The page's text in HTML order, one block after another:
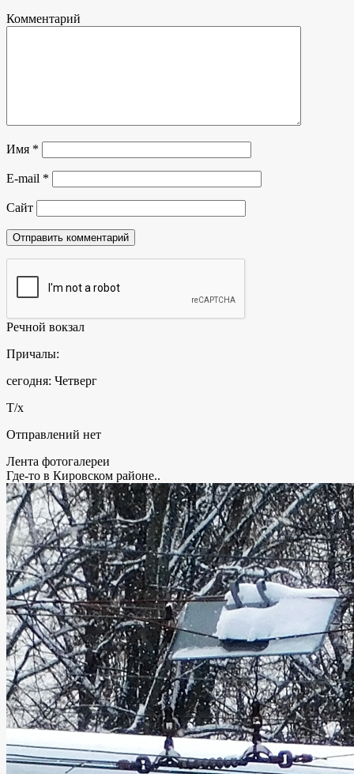
Комментарий
Имя *
E-mail *
Сайт
Речной вокзал
Причалы:
сегодня: Четверг
Т/х
Отправлений нет
Лента фотогалереи
Где-то в Кировском районе..